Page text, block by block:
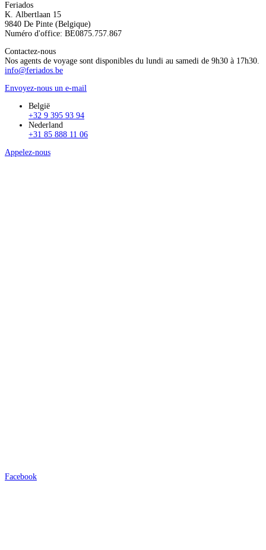
Feriados
K. Albertlaan 15
9840 De Pinte (Belgique)
Numéro d'office: BE0875.757.867
Contactez-nous
Nos agents de voyage sont disponibles du lundi au samedi de 9h30 à 17h30.
info@feriados.be
Envoyez-nous un e-mail
België
+32 9 395 93 94
Nederland
+31 85 888 11 06
Appelez-nous
Facebook